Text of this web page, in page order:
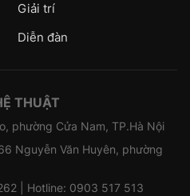
Giải trí
Diễn đàn
THUẬT
phường Cửa Nam, TP.Hà Nội
Nguyễn Văn Huyên, phường
| Hotline: 0903 517 513